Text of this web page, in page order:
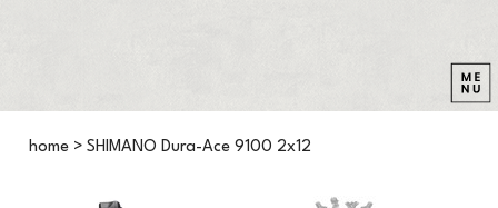
home > SHIMANO Dura-Ace 9100 2x12